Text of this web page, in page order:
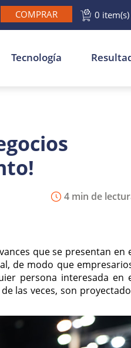
0 item(s)
COMPRAR
Tecnología
4 min de
que se presentan en
de modo que
persona interesada en
las veces, son